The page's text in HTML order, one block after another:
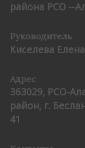
района РСО --
Руководитель
Киселева
Адрес
363029, РСО-
район, г.
41